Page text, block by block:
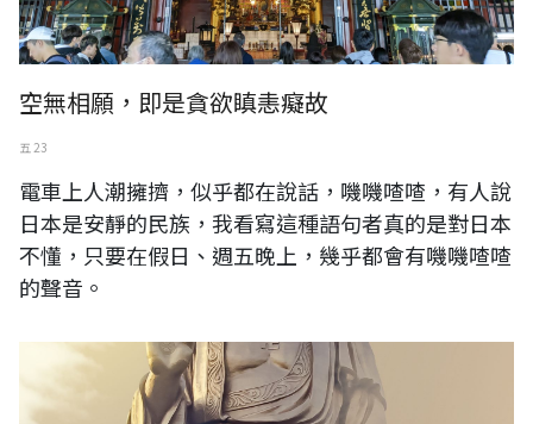
空無相願，即是貪欲瞋恚癡故
五 23
電車上人潮擁擠，似乎都在說話，嘰嘰喳喳，有人說
日本是安靜的民族，我看寫這種語句者真的是對日本
不懂，只要在假日、週五晚上，幾乎都會有嘰嘰喳喳
的聲音。